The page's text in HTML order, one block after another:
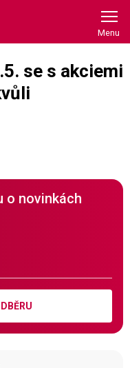
se s akciemi
o novinkách